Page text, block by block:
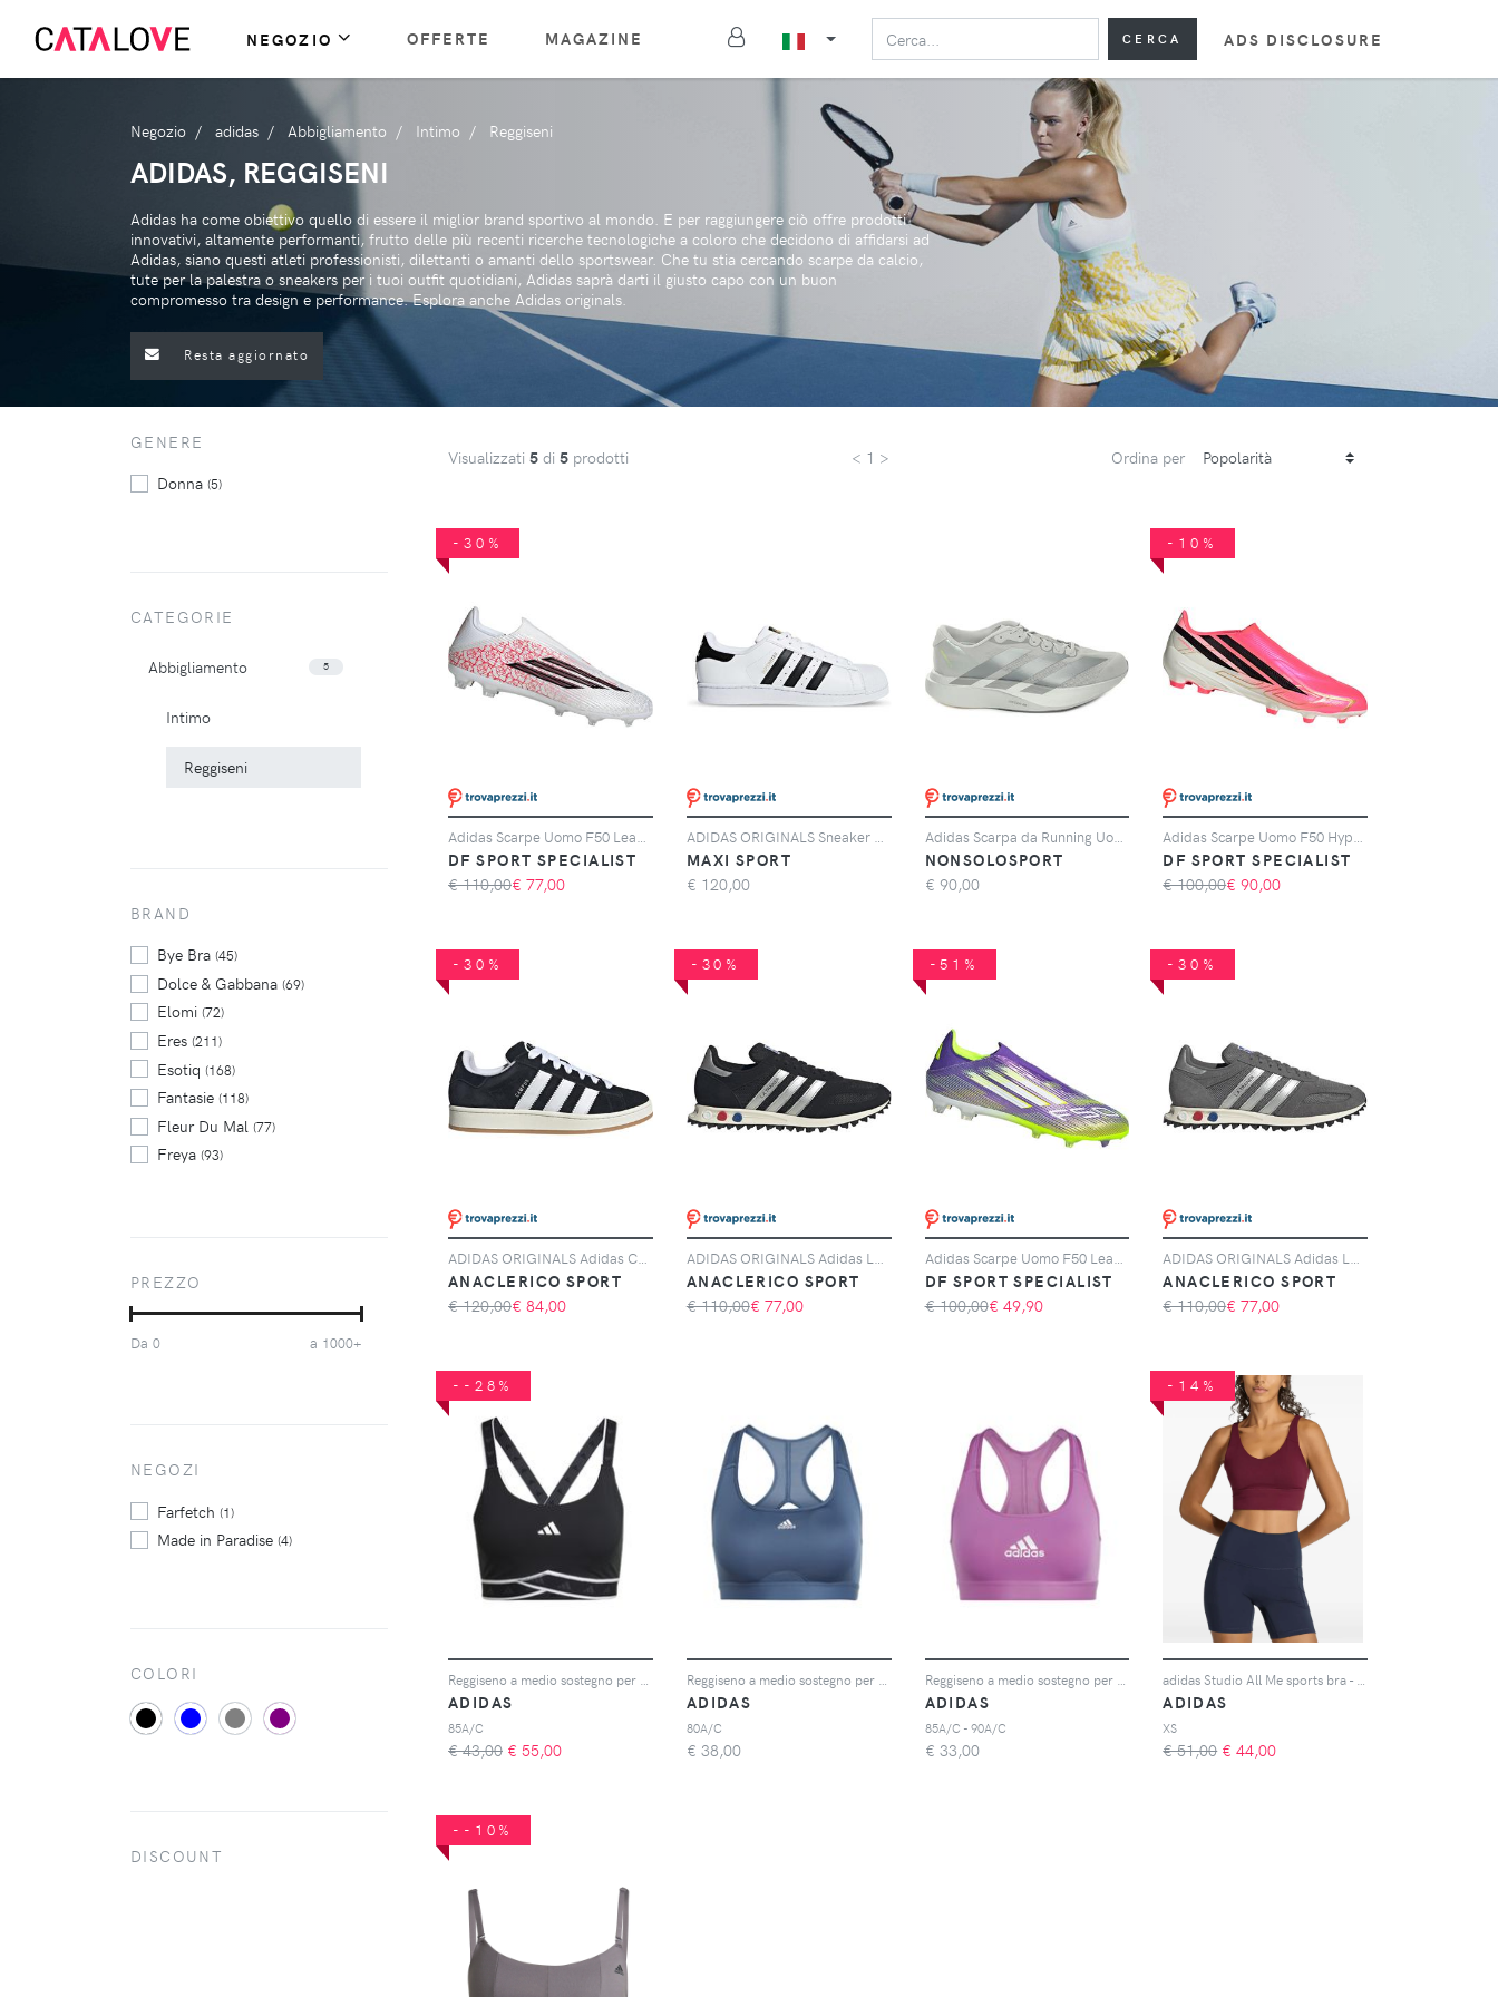
NEGOZIO OFFERTE MAGAZINE CERCA ADS DISCLOSURE
Negozio adidas Abbigliamento Intimo Reggiseni
ADIDAS, REGGISENI
Adidas ha come obiettivo quello di essere il miglior brand sportivo al mondo. E per raggiungere ciò offre prodotti
innovativi, altamente performanti, frutto delle più recenti ricerche tecnologiche a coloro che decidono di affidarsi ad
Adidas, siano questi atleti professionisti, dilettanti o amanti dello sportswear. Che tu stia cercando scarpe da calcio,
tute per la palestra o sneakers per i tuoi outfit quotidiani, Adidas saprà darti il giusto capo con un buon
compromesso tra design e performance. Esplora anche Adidas originals.
Resta aggiornato
Visualizzati 5 di 5 prodotti < 1 > Ordina per
-30%
DF SPORT SPECIALIST
€ 110,00€ 77,00
MAXI SPORT
€ 120,00
Adidas Scarpa da Running Uomo Adidas Adizero Evo SL Grigio Argento
NONSOLOSPORT
€ 90,00
-10%
DF SPORT SPECIALIST
€ 100,00€90,00
-30%
ANACLERICO SPORT
€ 120,00€ 84,00
-30%
ANACLERICO SPORT
€ 110,00€ 77,00
-51%
DF SPORT SPECIALIST
€ 100,00€ 49,90
-30%
ANACLERICO SPORT
€ 110,00€77,00
--28%
ADIDAS
85A/C
€ 43,00 € 55,00
ADIDAS
80A/C
€ 38,00
ADIDAS
85A/C - 90A/C
€ 33,00
-14%
ADIDAS
XS
€ 51,00 € 44,00
--10%
GENERE
Donna (5)
CATEGORIE
Abbigliamento 5
Intimo
Reggiseni
BRAND
Bye Bra (45)
Dolce & Gabbana (69)
Elomi (72)
Eres (211)
Esotiq (168)
Fantasie (118)
Fleur Du Mal (77)
Freya (93)
Sloggi
Wacoal
PREZZO
Da 0 a 1000+
NEGOZI
Farfetch (1)
Made in Paradise (4)
COLORI
DISCOUNT